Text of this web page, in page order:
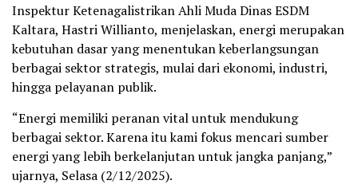
Inspektur Ketenagalistrikan Ahli Muda Dinas ESDM
Kaltara, Hastri Willianto, menjelaskan, energi merupakan
kebutuhan dasar yang menentukan keberlangsungan
berbagai sektor strategis, mulai dari ekonomi, industri,
hingga pelayanan publik.
“Energi memiliki peranan vital untuk mendukung
berbagai sektor. Karena itu kami fokus mencari sumber
energi yang lebih berkelanjutan untuk jangka panjang,”
ujarnya, Selasa (2/12/2025).